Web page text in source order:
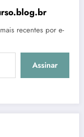
recentes por e-
Assinar